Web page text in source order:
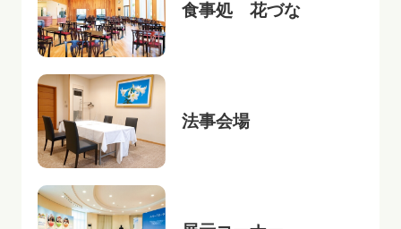
食事処 花づな
法事会場